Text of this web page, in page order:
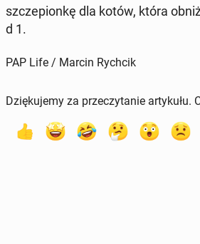
szcze­pion­kę dla kotów, która
d 1.
PAP Life / Marcin Rychcik
Dziękujemy za przeczytanie artykułu.